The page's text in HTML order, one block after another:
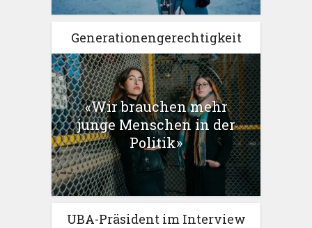
Generationengerechtigkeit
«Wir brauchen mehr
junge Menschen in der
Politik»
UBA-Präsident im Interview